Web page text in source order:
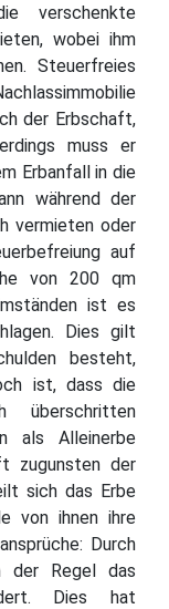
verschenkte
wobei ihm
Steuerfreies
der Erbschaft,
muss er
Erbanfall in die
während der
vermieten oder
auf
von 200 qm
ist es
Dies gilt
besteht,
ist, dass die
überschritten
als Alleinerbe
zugunsten der
sich das Erbe
von ihnen ihre
Durch
der Regel das
Dies hat